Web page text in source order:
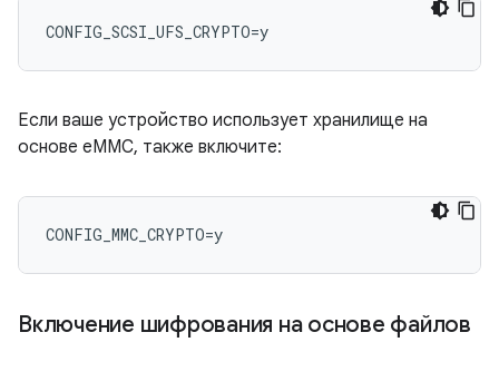
Если ваше устройство использует хранилище на
основе eMMC, также включите:
Включение шифрования на основе файлов